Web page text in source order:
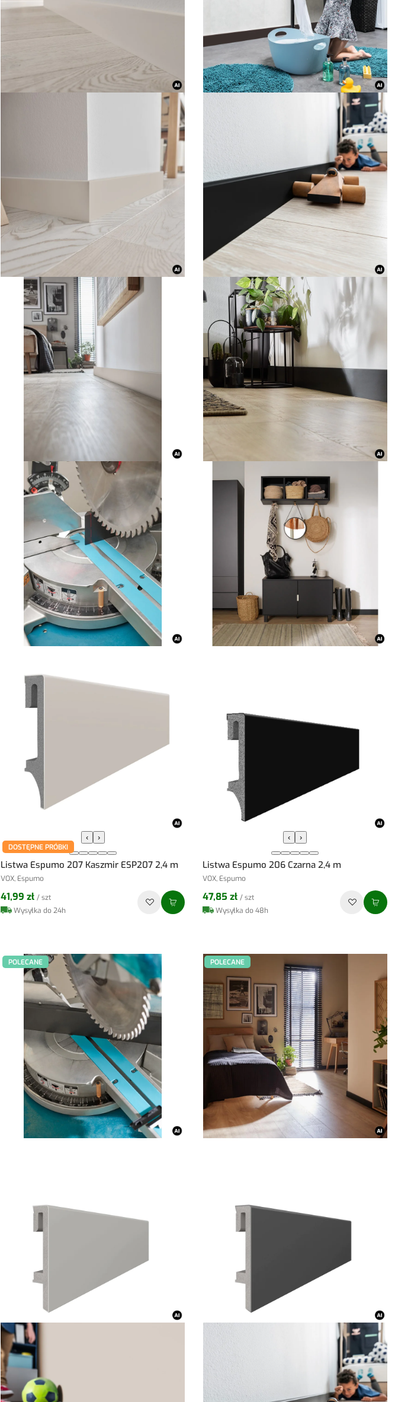
‹ ›
DOSTĘPNE PRÓBKI
Listwa Espumo 207 Kaszmir ESP207 2,4 m
VOX, Espumo
41,99 zł / szt
Wysyłka do 24h
‹ ›
Listwa Espumo 206 Czarna 2,4 m
VOX, Espumo
47,85 zł / szt
Wysyłka do 48h
POLECANE POLECANE